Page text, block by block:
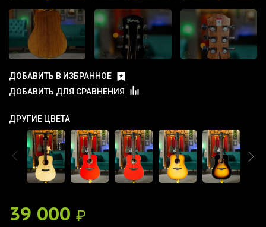
ДОБАВИТЬ В ИЗБРАННОЕ
ДОБАВИТЬ ДЛЯ СРАВНЕНИЯ
ДРУГИЕ ЦВЕТА
39 000 ₽